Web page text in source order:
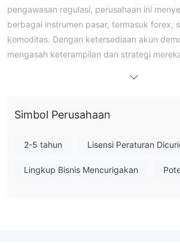
pengawasan regulasi, perusahaan ini
berbagai instrumen pasar, termasuk forex,
komoditas. Dengan ketersediaan akun
mengasah keterampilan dan strategi
$250 memenuhi kebutuhan mereka yang
pengguna dan beragam saluran dukungan
pengalaman trading yang komprehensif
Simbol Perusahaan
2-5 tahun Lisensi Peraturan
Lingkup Bisnis Mencurigakan